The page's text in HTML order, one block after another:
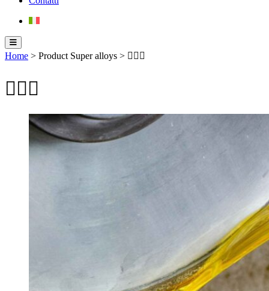
Home > Product Super alloys > 
